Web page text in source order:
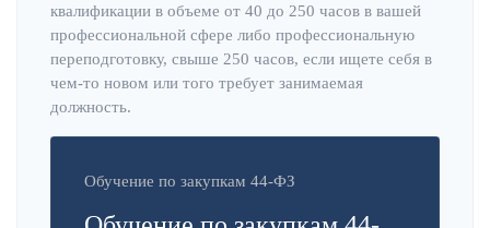
квалификации в объеме от 40 до 250 часов в вашей
профессиональной сфере либо профессиональную
переподготовку, свыше 250 часов, если ищете себя в
чем-то новом или того требует занимаемая
должность.
Обучение по закупкам 44-ФЗ